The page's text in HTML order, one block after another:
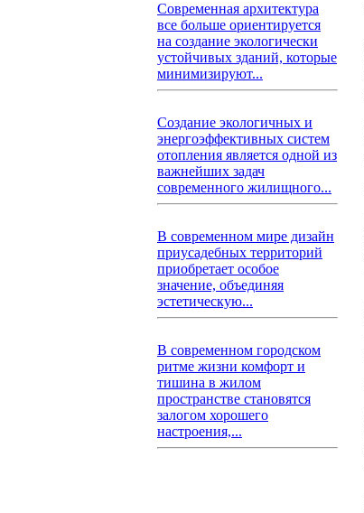
Современная архитектура
все больше ориентируется
на создание экологически
устойчивых зданий, которые
минимизируют...
Создание экологичных и
энергоэффективных систем
отопления является одной из
важнейших задач
современного жилищного...
В современном мире дизайн
приусадебных территорий
приобретает особое
значение, объединяя
эстетическую...
В современном городском
ритме жизни комфорт и
тишина в жилом
пространстве становятся
залогом хорошего
настроения,...